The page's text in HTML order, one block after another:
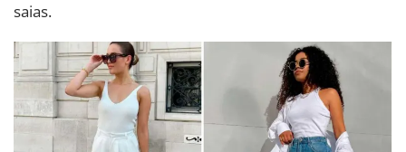
saias.